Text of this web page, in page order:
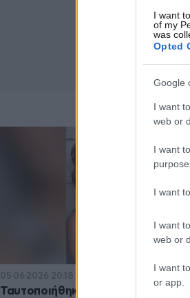
I want
of my
was
Opted
Google
I want
web or
I want
I want
I want
web or
I want
or app.
05·06·2026 20:18
Ταυτοποιήθηκε μέσω DNA η σορός